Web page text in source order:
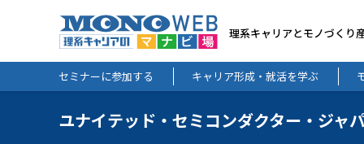
理系キャリアとモノづくり
セミナーに参加する キャリア形成・就活を学ぶ
ユナイテッド・セミコンダクター・ジャ